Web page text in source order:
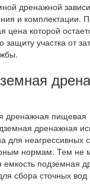
дренажной
и комплектации.
цена которой
защиту участка от
дренажная
для неагрессивных
нормам. Тем не
емкость подземная
сбора сточных